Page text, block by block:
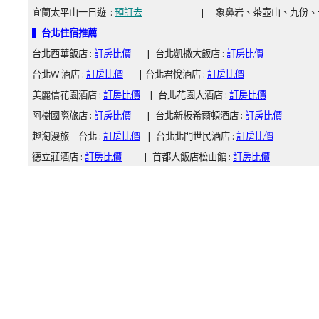
宜蘭太平山一日遊 : 預訂去 | 象鼻岩、茶壺山、九份、十
▍台北住宿推薦
台北西華飯店 : 訂房比價 | 台北凱撒大飯店 : 訂房比價
台北W 酒店 : 訂房比價 | 台北君悅酒店 : 訂房比價
美麗信花園酒店 : 訂房比價 | 台北花園大酒店 : 訂房比價
阿樹國際旅店 : 訂房比價 | 台北新板希爾頓酒店 : 訂房比價
趣淘漫旅 – 台北 : 訂房比價 | 台北北門世民酒店 : 訂房比價
德立莊酒店 : 訂房比價 | 首都大飯店松山館 : 訂房比價